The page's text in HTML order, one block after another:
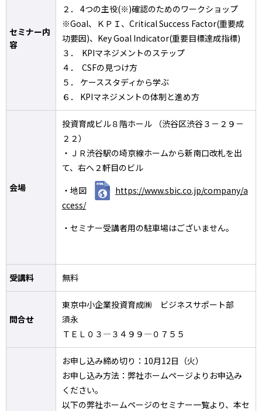
セミナー内
容
２． 4つの主役(※)確認のためのワークショップ
※Goal、ＫＰＩ、Critical Success Factor(重要成
功要因)、Key Goal Indicator(重要目標達成指標)
３． KPIマネジメントのステップ
４． CSFの見つけ方
５． ケーススタディから学ぶ
６． KPIマネジメントの体制と進め方
会場
投資育成ビル８階ホール （渋谷区渋谷３－２９－
２２）
・ＪＲ渋谷駅の埼京線ホームから新南口改札を出
て、右へ２軒目のビル
・地図
https://www.sbic.co.jp/company/a
ccess/
・セミナー受講者用の駐車場はございません。
受講料 無料
問合せ
東京中小企業投資育成㈱ ビジネスサポート部
須永
ＴＥＬ０３―３４９９―０７５５
お申し込み締め切り：10月12日（火）
お申し込み方法：弊社ホームページよりお申込み
ください。
以下の弊社ホームページのセミナー一覧より、本セ